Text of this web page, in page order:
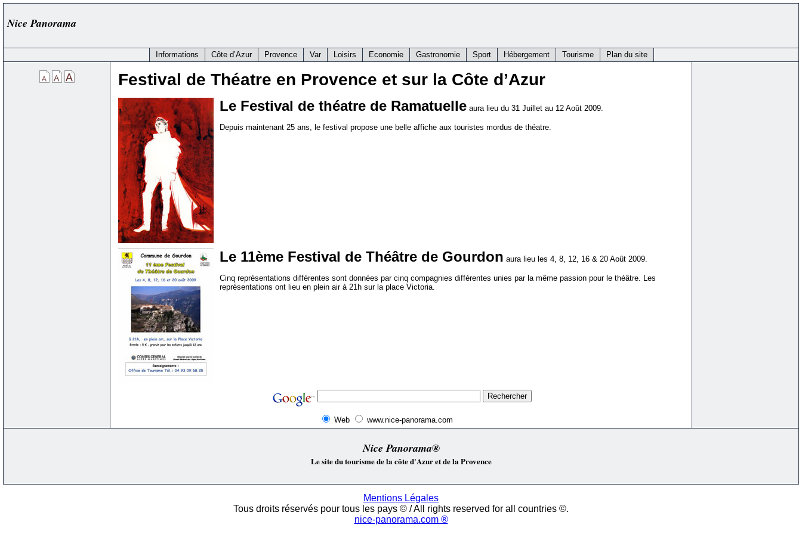
Nice Panorama
Informations Côte d’Azur Provence Var Loisirs Economie Gastronomie Sport Hébergement Tourisme Plan du site
Festival de Théatre en Provence et sur la Côte d’Azur
Le Festival de théatre de Ramatuelle aura lieu du 31 Juillet au 12 Août 2009.
Depuis maintenant 25 ans, le festival propose une belle affiche aux touristes mordus de théatre.
Le 11ème Festival de Théâtre de Gourdon aura lieu les 4, 8, 12, 16 & 20 Août 2009.
Cinq représentations différentes sont données par cinq compagnies différentes unies par la même passion pour le théâtre. Les
représentations ont lieu en plein air à 21h sur la place Victoria.
Web www.nice-panorama.com
Nice Panorama®
Le site du tourisme de la côte d'Azur et de la Provence
Mentions Légales
Tous droits réservés pour tous les pays © / All rights reserved for all countries ©.
nice-panorama.com ®